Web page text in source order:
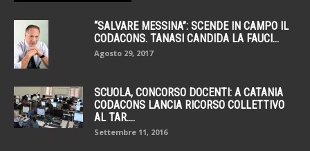
“SALVARE MESSINA”: SCENDE IN CAMPO IL
CODACONS. TANASI CANDIDA LA FAUCI...
Agosto 29, 2017
SCUOLA, CONCORSO DOCENTI: A CATANIA
CODACONS LANCIA RICORSO COLLETTIVO
AL TAR....
Settembre 11, 2016